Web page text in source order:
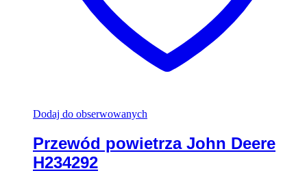
Dodaj do obserwowanych
Przewód powietrza John Deere
H234292